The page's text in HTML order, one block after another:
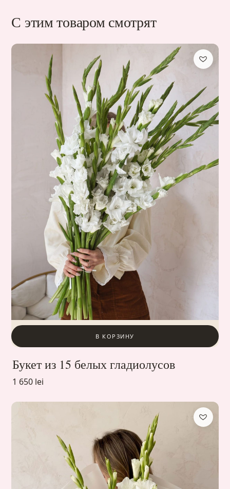
С этим товаром смотрят
В КОРЗИНУ
Букет из 15 белых гладиолусов
1 650 lei